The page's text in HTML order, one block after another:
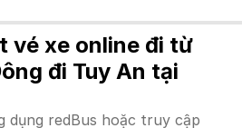
vé xe online đi từ
đi Tuy An tại
dụng redBus hoặc truy cập